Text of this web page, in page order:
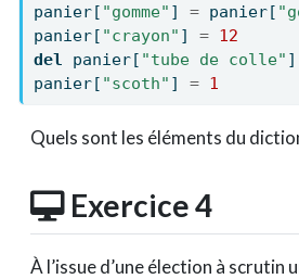
panier[ "gomme" ] = panier[
panier[ "crayon" ] = 12
del panier[ "tube de colle" ]
panier[ "scoth" ] = 1
Quels sont les éléments du
Exercice 4
À l’issue d’une élection à